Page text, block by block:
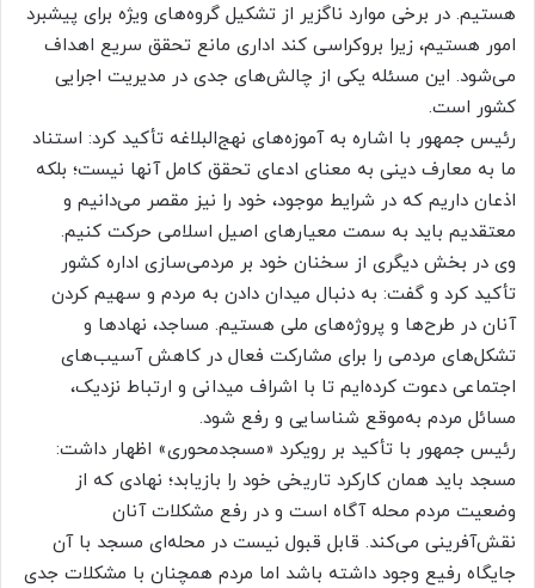
هستیم. در برخی موارد ناگزیر از تشکیل گروه‌های ویژه برای پیشبرد
امور هستیم، زیرا بروکراسی کند اداری مانع تحقق سریع اهداف
می‌شود. این مسئله یکی از چالش‌های جدی در مدیریت اجرایی
کشور است.
رئیس جمهور با اشاره به آموزه‌های نهج‌البلاغه تأکید کرد: استناد
ما به معارف دینی به معنای ادعای تحقق کامل آنها نیست؛ بلکه
اذعان داریم که در شرایط موجود، خود را نیز مقصر می‌دانیم و
معتقدیم باید به سمت معیارهای اصیل اسلامی حرکت کنیم.
وی در بخش دیگری از سخنان خود بر مردمی‌سازی اداره کشور
تأکید کرد و گفت: به دنبال میدان دادن به مردم و سهیم کردن
آنان در طرح‌ها و پروژه‌های ملی هستیم. مساجد، نهادها و
تشکل‌های مردمی را برای مشارکت فعال در کاهش آسیب‌های
اجتماعی دعوت کرده‌ایم تا با اشراف میدانی و ارتباط نزدیک،
مسائل مردم به‌موقع شناسایی و رفع شود.
رئیس جمهور با تأکید بر رویکرد «مسجدمحوری» اظهار داشت:
مسجد باید همان کارکرد تاریخی خود را بازیابد؛ نهادی که از
وضعیت مردم محله آگاه است و در رفع مشکلات آنان
نقش‌آفرینی می‌کند. قابل قبول نیست در محله‌ای مسجد با آن
جایگاه رفیع وجود داشته باشد اما مردم همچنان با مشکلات جدی